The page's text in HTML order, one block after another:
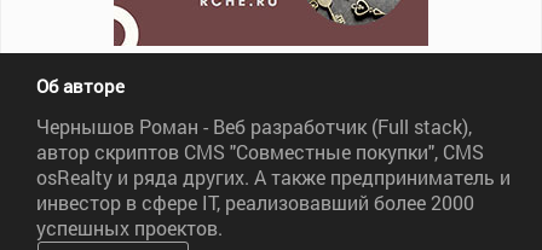
Об авторе
Чернышов Роман - Веб разработчик (Full stack),
автор скриптов CMS "Совместные покупки", CMS
osRealty и ряда других. А также предприниматель и
инвестор в сфере IT, реализовавший более 2000
успешных проектов.